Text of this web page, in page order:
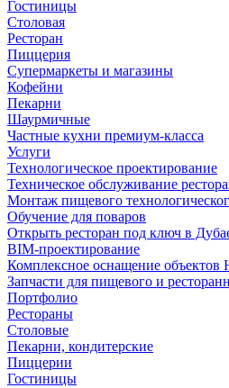
Гостиницы
Столовая
Ресторан
Пиццерия
Супермаркеты и магазины
Кофейни
Пекарни
Шаурмичные
Частные кухни премиум-класса
Услуги
Технологическое проектирование
Техническое обслуживание
Монтаж пищевого
Обучение для поваров
Открыть ресторан под ключ в
BIM-проектирование
Комплексное оснащение объектов
Запчасти для пищевого и
Портфолио
Рестораны
Столовые
Пекарни, кондитерские
Пиццерии
Гостиницы